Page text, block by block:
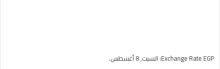
Exchange Rate EGP : السبت, 8 أغسطس.